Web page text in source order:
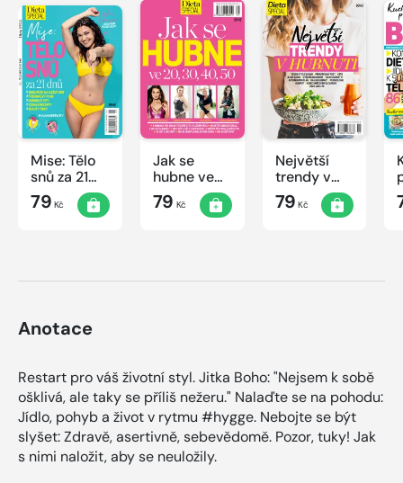
Mise: Tělo
snů za 21
dnů
79 Kč
Jak se
hubne ve
20, 30, 40,
50
79 Kč
Největší
trendy v
hubnutí
79 Kč
Anotace
Restart pro váš životní styl. Jitka Boho: "Nejsem k sobě
ošklivá, ale taky se příliš nežeru." Nalaďte se na pohodu:
Jídlo, pohyb a život v rytmu #hygge. Nebojte se být
slyšet: Zdravě, asertivně, sebevědomě. Pozor, tuky! Jak
s nimi naložit, aby se neuložily.